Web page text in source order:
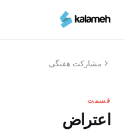
محتوای
مشارکت هفتگی
قسمت
اعتراض